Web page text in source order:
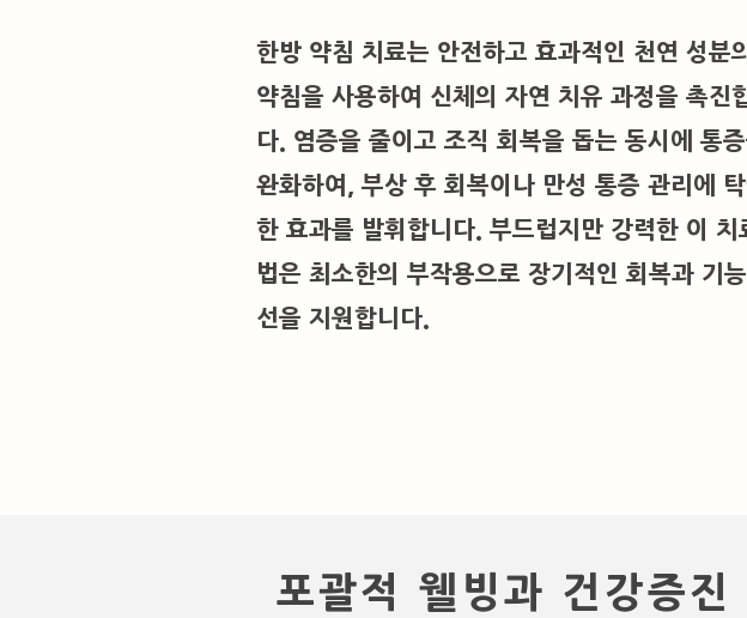
한방 약침 치료는 안전하고 효과적인 천연 성분의
약침을 사용하여 신체의 자연 치유 과정을 촉진
다. 염증을 줄이고 조직 회복을 돕는 동시에 통
완화하여, 부상 후 회복이나 만성 통증 관리에
한 효과를 발휘합니다. 부드럽지만 강력한 이 치
법은 최소한의 부작용으로 장기적인 회복과 기
선을 지원합니다.
포괄적 웰빙과 건강증진